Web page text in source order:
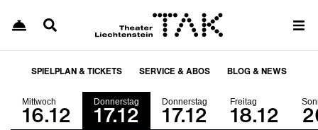
SPIELPLAN & TICKETS SERVICE & ABOS BLOG & NEWS
Mittwoch
16.12 Donnerstag
17.12 Donnerstag
17.12 Freitag
18.12